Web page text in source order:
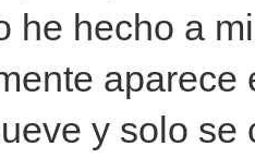
he hecho a
y solo